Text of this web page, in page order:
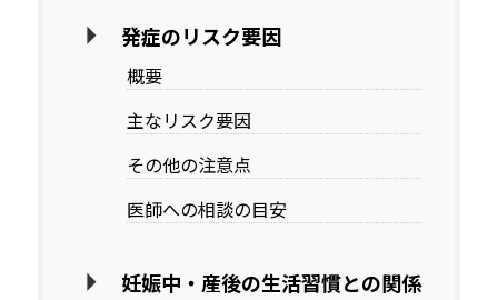
発症のリスク要因
概要
主なリスク要因
その他の注意点
医師への相談の目安
妊娠中・産後の生活習慣との関係